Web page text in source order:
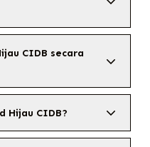
CIDB secara
Hijau CIDB?